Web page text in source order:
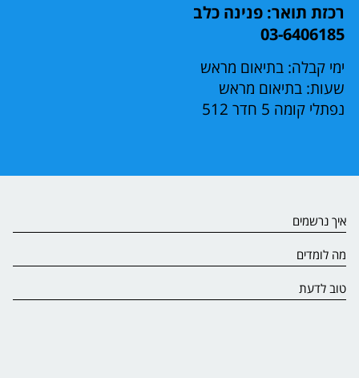
רכזת תואר: פנינה כלב
03-6406185
ימי קבלה: בתיאום מראש
שעות: בתיאום מראש
נפתלי קומה 5 חדר 512
איך נרשמים
מה לומדים
טוב לדעת